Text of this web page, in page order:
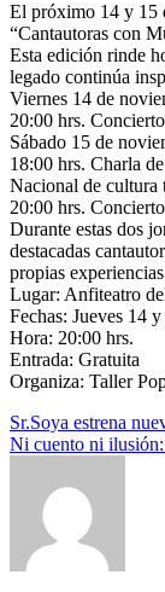
El próximo 14 y 15 de noviembre a las 20:00 horas, el Centro Cultural de La Florida será escenario del 3° Encuentro
“Cantautoras con
Esta edición rinde
legado continúa
Viernes 14 de
20:00 hrs.
Sábado 15 de
18:00 hrs. Charla
Nacional de
20:00 hrs.
Durante estas dos
destacadas
propias
Lugar: Anfiteatro
Fechas: Jueves 14
Hora: 20:00 hrs.
Entrada: Gratuita
Organiza: Taller
Navegación
de
entradas
Sr.Soya estrena
Ni cuento ni